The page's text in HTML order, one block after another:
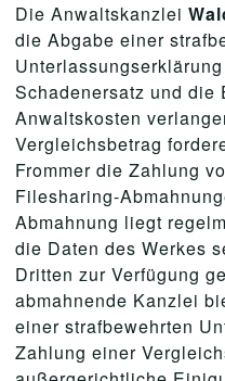
Die Anwaltskanzlei
die Abgabe einer
Schadenersatz und die
Anwaltskosten
Vergleichsbetrag
Frommer die Zahlung
Filesharing-
Abmahnung liegt
die Daten des Werkes
Dritten zur Verfügung
abmahnende Kanzlei
einer strafbewehrten
Zahlung einer